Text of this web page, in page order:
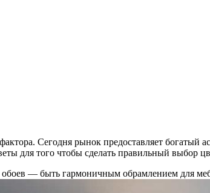
Сегодня рынок предоставляет богатый
для того чтобы сделать правильный выбор
— быть гармоничным обрамлением для